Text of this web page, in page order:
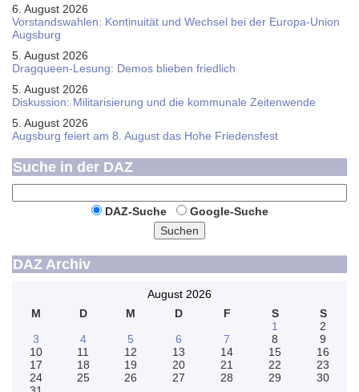
6. August 2026
Vorstandswahlen: Kontinuität und Wechsel bei der Europa-Union
Augsburg
5. August 2026
Dragqueen-Lesung: Demos blieben friedlich
5. August 2026
Diskussion: Mi­li­ta­ri­sie­rung und die kommunale Zeitenwende
5. August 2026
Augsburg feiert am 8. August das Hohe Friedensfest
Suche in der DAZ
DAZ-Suche
Google-Suche
Suchen
DAZ Archiv
August 2026
M
D M D F S
S
1
2
3
4 5 6 7 8
9
10
11 12 13 14 15
16
17
18 19 20 21 22
23
24
25 26 27 28 29
30